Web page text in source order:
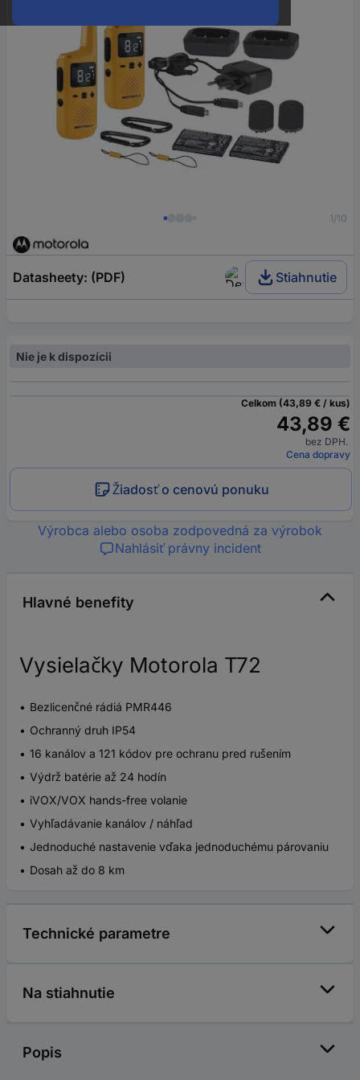
1/10
Datasheety: (PDF) Stiahnutie
Nie je k dispozícii
Celkom (43,89 € / kus)
43,89 €
bez DPH.
Cena dopravy
Žiadosť o cenovú ponuku
Výrobca alebo osoba zodpovedná za výrobok
Nahlásiť právny incident
Hlavné benefity
Vysielačky Motorola T72
Bezlicenčné rádiá PMR446
Ochranný druh IP54
16 kanálov a 121 kódov pre ochranu pred rušením
Výdrž batérie až 24 hodín
iVOX/VOX hands-free volanie
Vyhľadávanie kanálov / náhľad
Jednoduché nastavenie vďaka jednoduchému párovaniu
Dosah až do 8 km
Technické parametre
Na stiahnutie
Popis